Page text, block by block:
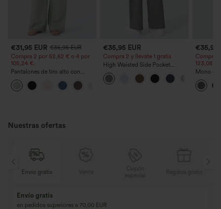
€31,95 EUR €35,95 EUR
Compra 2 por 52,62 € o 4 por
105,24 €.
Pantalones de tiro alto con
cordón y bolsillos, pernera
ancha, holgados y de estilo
casual con tacto de lino.
€35,95 EUR
Compra 2 y llévate 1 gratis
High Waisted Side Pocket
Straight Leg Work Pants
€35,95
Compra
123,08 €.
Mono
ancha,
- Easy
Nuestras ofertas
Venta
Compra 3 y llévate 1 gratis
Compra 4 por 3, compra 8 por 6